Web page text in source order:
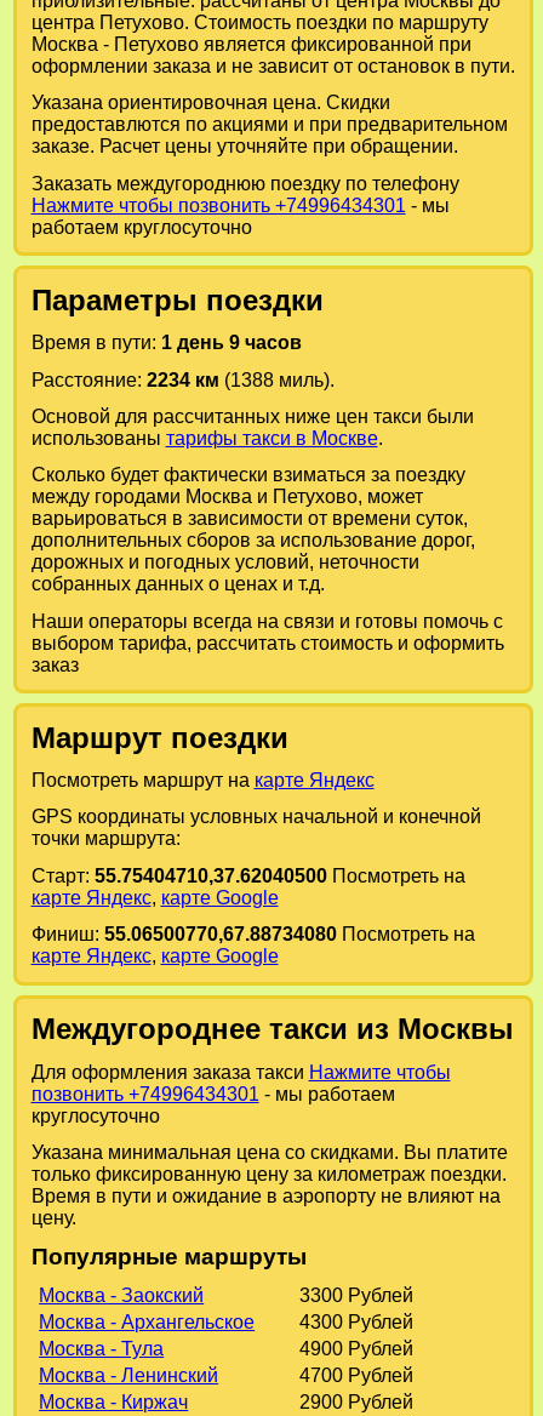
центра Петухово. Стоимость поездки по маршруту
Москва - Петухово является фиксированной при
оформлении заказа и не зависит от остановок в пути.
Указана ориентировочная цена. Скидки
предоставлются по акциями и при предварительном
заказе. Расчет цены уточняйте при обращении.
Заказать междугороднюю поездку по телефону
Нажмите чтобы позвонить +74996434301 - мы
работаем круглосуточно
Параметры поездки
Время в пути: 1 день 9 часов
Расстояние: 2234 км (1388 миль).
Основой для рассчитанных ниже цен такси были
использованы тарифы такси в Москве.
Сколько будет фактически взиматься за поездку
между городами Москваи Петухово, может
варьироваться в зависимости от времени суток,
дополнительных сборов за использование дорог,
дорожных и погодных условий, неточности
собранных данных о ценах и т.д.
Наши операторы всегда на связи и готовы помочь с
выбором тарифа, рассчитать стоимость и оформить
заказ
Маршрут поездки
Посмотреть маршрут на карте Яндекс
GPS координаты условных начальной и конечной
точки маршрута:
Старт: 55.75404710,37.62040500Посмотреть на
карте Яндекс, карте Google
Финиш: 55.06500770,67.88734080Посмотреть на
карте Яндекс, карте Google
Междугороднее такси из Москвы
Для оформления заказа такси Нажмите чтобы
позвонить +74996434301 - мы работаем
круглосуточно
Указана минимальная цена со скидками. Вы платите
только фиксированную цену за километраж поездки.
Время в пути и ожидание в аэропорту не влияют на
цену.
Популярные маршруты
Москва - Заокский
3300 Рублей
Москва - Архангельское
4300 Рублей
Москва - Тула
4900 Рублей
Москва - Ленинский
4700 Рублей
Москва - Киржач
2900 Рублей